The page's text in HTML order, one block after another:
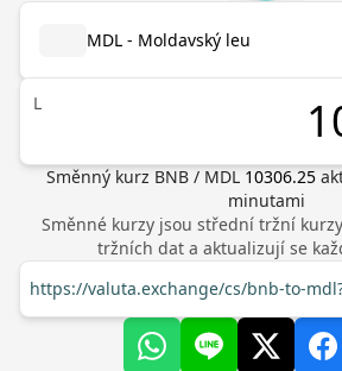
MDL - Moldavský leu
L
Směnný kurz BNB/ MDL 10306.25
minutami
Směnné kurzy jsou střední tržní
tržních dat a aktualizují se
https://valuta.exchange/cs/bnb-to-